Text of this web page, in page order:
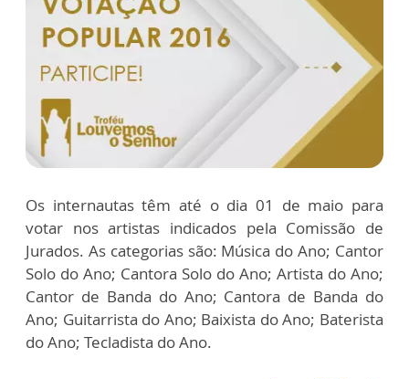
Os internautas têm até o dia 01 de maio para
votar nos artistas indicados pela Comissão de
Jurados. As categorias são: Música do Ano; Cantor
Solo do Ano; Cantora Solo do Ano; Artista do Ano;
Cantor de Banda do Ano; Cantora de Banda do
Ano; Guitarrista do Ano; Baixista do Ano; Baterista
do Ano; Tecladista do Ano.